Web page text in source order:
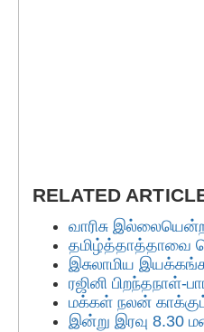
RELATED
வாரிசு
தமிழ்த்தாத்தாவை
இசுலாமிய
ரஜினி பிறந்தநாள்-
மக்கள் நலன்
இன்று இரவு 8.30